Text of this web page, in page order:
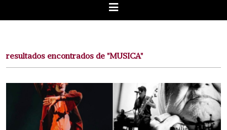
resultados encontrados de "MUSICA"